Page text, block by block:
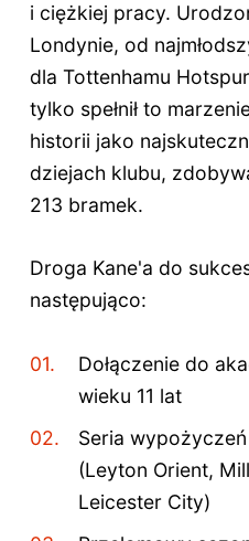
i ciężkiej pracy.
Londynie, od
dla Tottenhamu
tylko spełnił to
historii jako
dziejach klubu,
213 bramek.
Droga Kane'a do
następująco:
Dołączenie do
wieku 11 lat
Seria
(Leyton Orient,
Leicester City)